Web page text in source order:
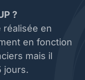
?
réalisée en
en fonction
mais il
jours.